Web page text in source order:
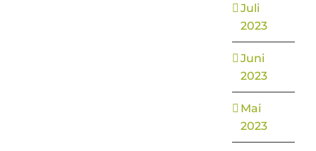
Juli
2023
Juni
2023
Mai
2023